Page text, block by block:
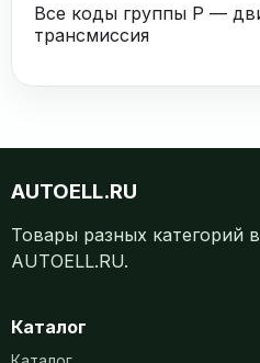
Все коды группы P —
трансмиссия
AUTOELL.RU
Товары разных категорий
AUTOELL.RU.
Каталог